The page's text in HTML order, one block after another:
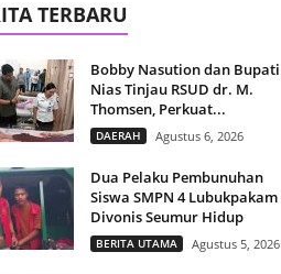
TERBARU
Bobby Nasution dan Bupati
Nias Tinjau RSUD dr. M.
Thomsen, Perkuat...
DAERAH Agustus 6, 2026
Dua Pelaku Pembunuhan
Siswa SMPN 4 Lubukpakam
Divonis Seumur Hidup
BERITA UTAMA Agustus 5, 2026